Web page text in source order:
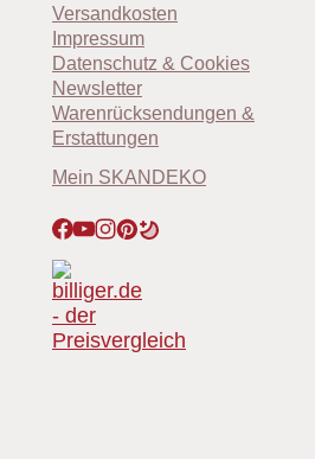
Versandkosten
Impressum
Datenschutz & Cookies
Newsletter
Warenrücksendungen &
Erstattungen
Mein SKANDEKO